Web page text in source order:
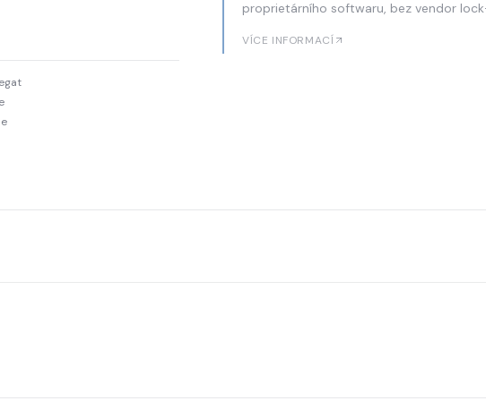
proprietárního softwaru, bez vendor
VÍCE INFORMACÍ